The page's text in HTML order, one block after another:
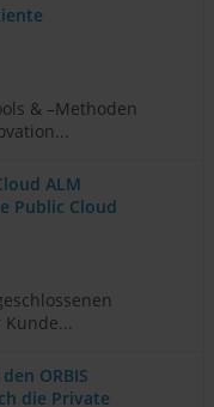
& –Methoden
ALM
Public Cloud
Kunde...
ORBIS
die Private